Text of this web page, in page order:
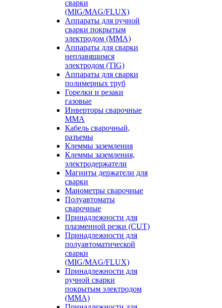
сварки
(MIG/MAG/FLUX)
Аппараты для ручной
сварки покрытым
электродом (MMA)
Аппараты для сварки
неплавящимся
электродом (TIG)
Аппараты для сварки
полимерных труб
Горелки и резаки
газовые
Инверторы сварочные
ММА
Кабель сварочный,
разъемы
Клеммы заземления
Клеммы заземления,
электродержатели
Магниты держатели для
сварки
Манометры сварочные
Полуавтоматы
сварочные
Принадлежности для
плазменной резки (CUT)
Принадлежности для
полуавтоматической
сварки
(MIG/MAG/FLUX)
Принадлежности для
ручной сварки
покрытым электродом
(MMA)